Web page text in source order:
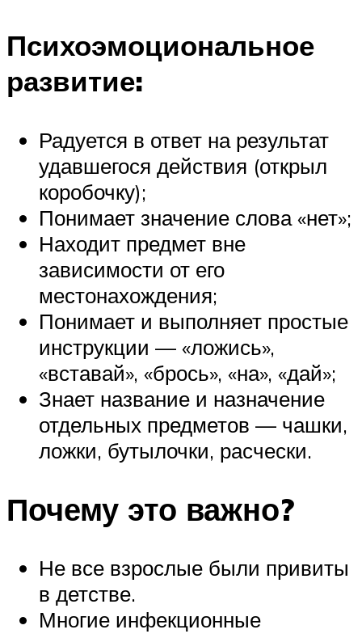
Психоэмоциональное
развитие:
Радуется в ответ на результат
удавшегося действия (открыл
коробочку);
Понимает значение слова «нет»;
Находит предмет вне
зависимости от его
местонахождения;
Понимает и выполняет простые
инструкции — «ложись»,
«вставай», «брось», «на», «дай»;
Знает название и назначение
отдельных предметов — чашки,
ложки, бутылочки, расчески.
Почему это важно?
Не все взрослые были привиты
в детстве.
Многие инфекционные